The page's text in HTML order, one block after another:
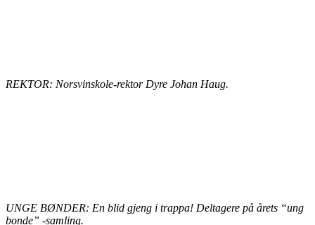
REKTOR: Norsvinskole-rektor Dyre Johan Haug.
UNGE BØNDER: En blid gjeng i trappa! Deltagere på årets “ung
bonde” -samling.